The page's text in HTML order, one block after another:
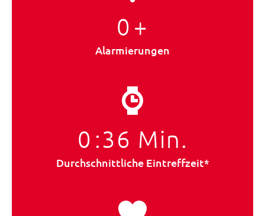
0 +
Alarmierungen
0 :36 Min.
Durchschnittliche Eintreffzeit*